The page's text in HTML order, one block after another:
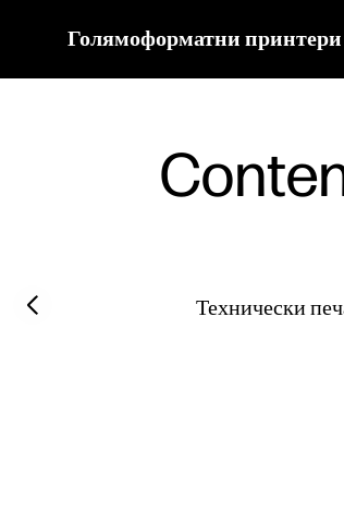
Голямоформатни принтери
Filter category
Технически
Previous slide